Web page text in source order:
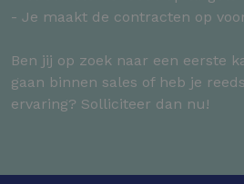
- Je maakt de contracten op
Ben jij op zoek naar een eerste
gaan binnen sales of heb je
ervaring? Solliciteer dan nu!